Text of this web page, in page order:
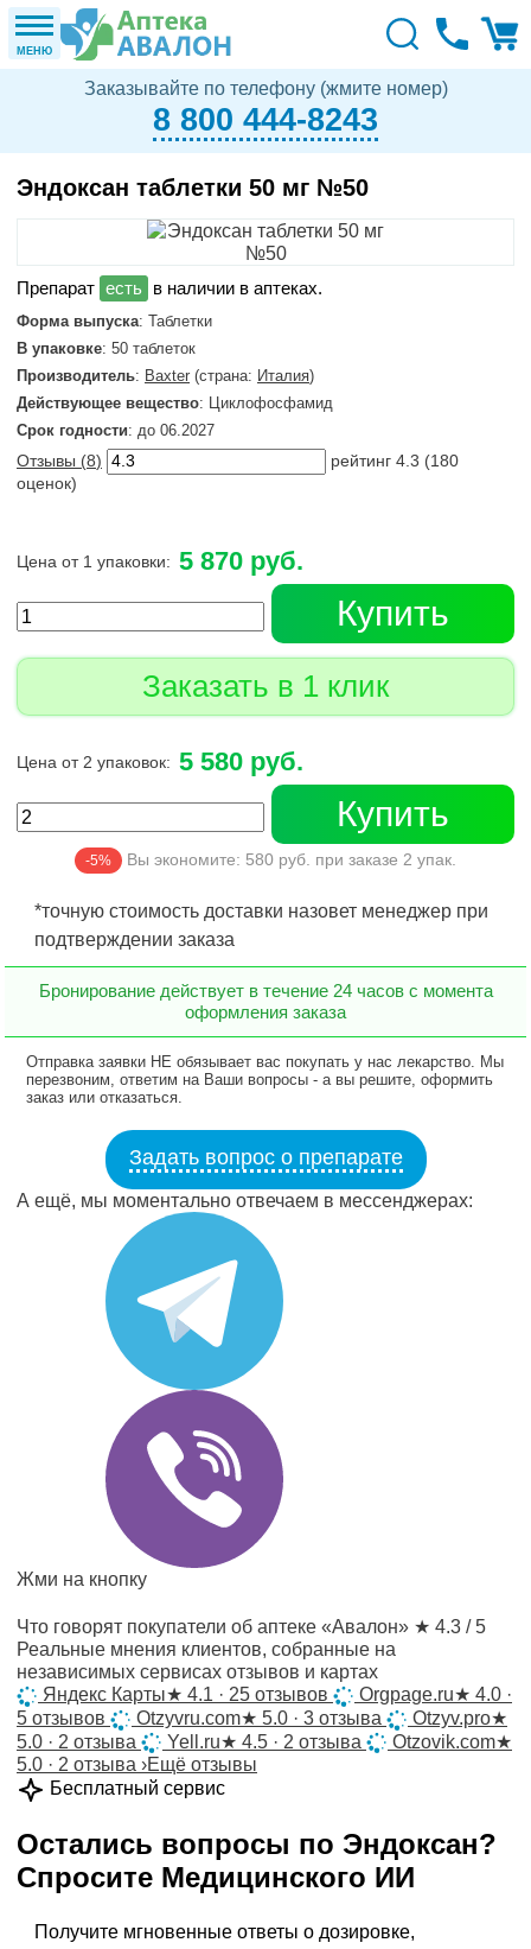
МЕНЮ
Заказывайте по телефону (жмите номер)
8 800 444-8243
Эндоксан таблетки 50 мг №50
в наличии в аптеках.
Форма выпуска: Таблетки
В упаковке: 50 таблеток
Производитель: Baxter (страна: Италия)
Действующее вещество: Циклофосфамид
Срок годности: до 06.2027
Отзывы (8) рейтинг 4.3 (180
оценок)
Цена от 1 упаковки: 5 870 руб.
Купить
Заказать в 1 клик
Цена от 2 упаковок: 5 580 руб.
Купить
-5% Вы экономите: 580 руб. при заказе 2 упак.
*точную стоимость доставки назовет менеджер при
подтверждении заказа
Бронирование действует в течение 24 часов с момента
оформления заказа
Отправка заявки НЕ обязывает вас покупать у нас лекарство. Мы
перезвоним, ответим на Ваши вопросы - а вы решите, оформить
заказ или отказаться.
Задать вопрос о препарате
А ещё, мы моментально отвечаем в мессенджерах:
Жми на кнопку
Что говорят покупатели об аптеке «Авалон» ★ 4.3 / 5
Реальные мнения клиентов, собранные на
независимых сервисах отзывов и картах
Яндекс Карты★ 4.1 · 25 отзывов Orgpage.ru★ 4.0 ·
5 отзывов
Otzyvru.com★ 5.0 · 3 отзыва Otzyv.pro★
5.0 · 2 отзыва
Yell.ru★ 4.5 · 2 отзыва Otzovik.com★
5.0 · 2 отзыва ›Ещё отзывы
Бесплатный сервис
Остались вопросы по Эндоксан?
Спросите Медицинского ИИ
Получите мгновенные ответы о дозировке,